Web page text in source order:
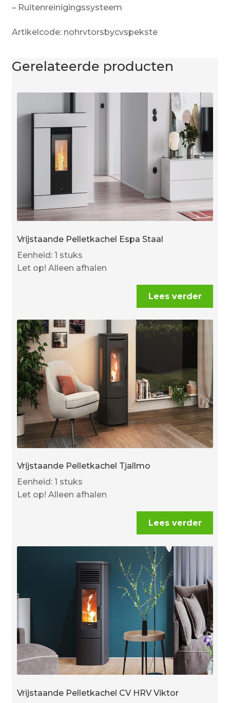
– Ruitenreinigingssysteem
Artikelcode: nohrvtorsbycvspekste
Gerelateerde producten
Vrijstaande Pelletkachel Espa Staal
Eenheid: 1 stuks
Let op! Alleen afhalen
Lees verder
Vrijstaande Pelletkachel Tjallmo
Eenheid: 1 stuks
Let op! Alleen afhalen
Lees verder
Vrijstaande Pelletkachel CV HRV Viktor